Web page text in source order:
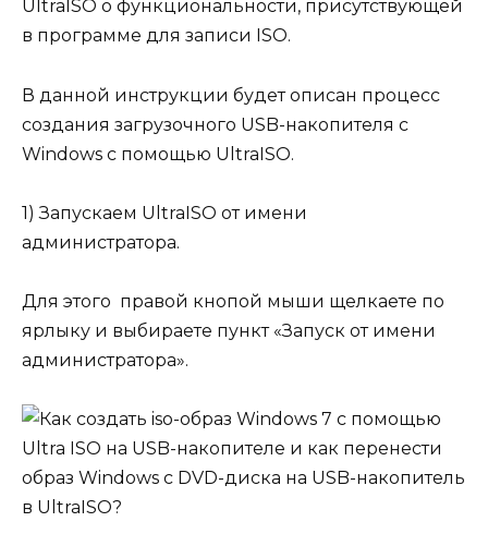
UltraISO о функциональности, присутствующей
в программе для записи ISO.
В данной инструкции будет описан процесс
создания загрузочного USB-накопителя с
Windows с помощью UltraISO.
1) Запускаем UltraISO от имени
администратора.
Для этого правой кнопой мыши щелкаете по
ярлыку и выбираете пункт «Запуск от имени
администратора».